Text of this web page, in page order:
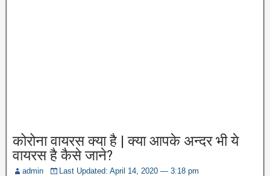
कोरोना वायरस क्या है | क्या आपके अन्दर भी ये
वायरस है कैसे जाने?
admin Last Updated: April 14, 2020 — 3:18 pm